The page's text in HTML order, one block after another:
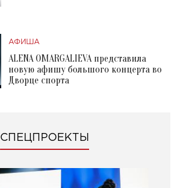
АФИША
ALENA OMARGALIEVA представила
новую афишу большого концерта во
Дворце спорта
СПЕЦПРОЕКТЫ